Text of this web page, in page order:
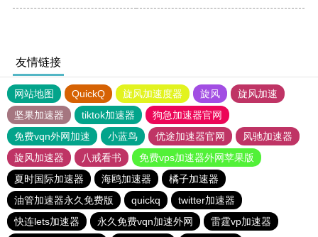
友情链接
网站地图 QuickQ 旋风加速度器 旋风
旋风加速
坚果加速器
tiktok加速器
狗急加速器官网
免费vqn外网加速
小蓝鸟 优途加速器官网
风驰加速器
旋风加速器
八戒看书
免费vps加速器外网苹果版
夏时国际加速器
海鸥加速器
橘子加速器
油管加速器永久免费版
quickq
twitter加速器
快连lets加速器
永久免费vqn加速外网 雷霆vp加速器